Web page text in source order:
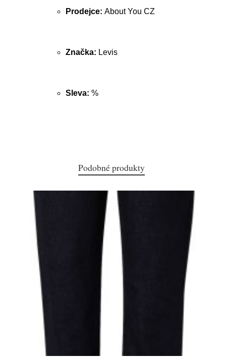
Prodejce: About You CZ
Značka: Levis
Sleva: %
Podobné produkty